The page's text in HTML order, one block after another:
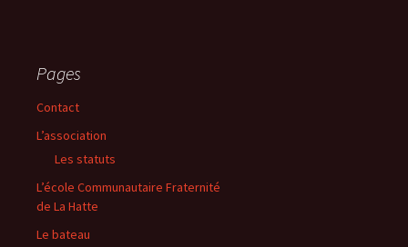
Pages
Contact
L’association
Les statuts
L’école Communautaire Fraternité
de La Hatte
Le bateau